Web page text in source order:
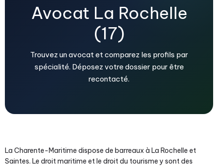
Avocat La Rochelle
(17)
Trouvez un avocat et comparez les profils par
spécialité. Déposez votre dossier pour être
recontacté.
La Charente-Maritime dispose de barreaux à La Rochelle et
Saintes. Le droit maritime et le droit du tourisme y sont des